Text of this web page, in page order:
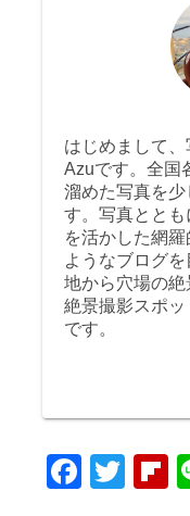
はじめまして
Azuです。全国
溜めた写真を少
す。写真とと
を活かした網
ようなブログ
地から穴場の
絶景撮影スポ
です。
F
T